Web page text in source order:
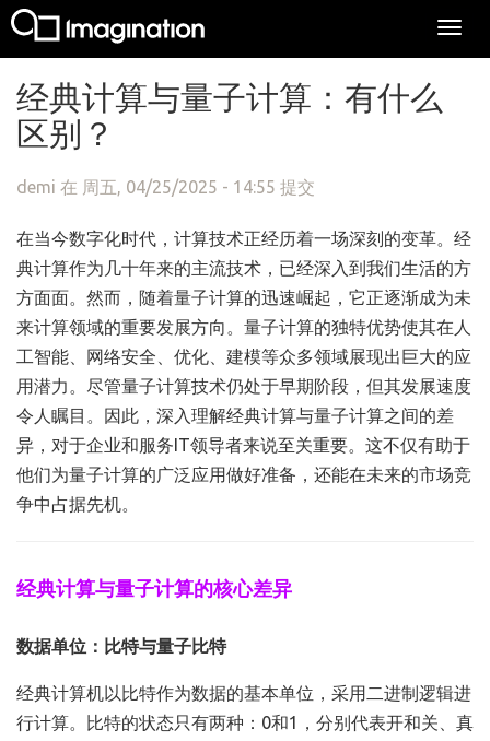
经典计算与量子计算：有什么
区别？
demi 在 周五, 04/25/2025 - 14:55 提交
在当今数字化时代，计算技术正经历着一场深刻的变革。经
典计算作为几十年来的主流技术，已经深入到我们生活的方
方面面。然而，随着量子计算的迅速崛起，它正逐渐成为未
来计算领域的重要发展方向。量子计算的独特优势使其在人
工智能、网络安全、优化、建模等众多领域展现出巨大的应
用潜力。尽管量子计算技术仍处于早期阶段，但其发展速度
令人瞩目。因此，深入理解经典计算与量子计算之间的差
异，对于企业和服务IT领导者来说至关重要。这不仅有助于
他们为量子计算的广泛应用做好准备，还能在未来的市场竞
争中占据先机。
经典计算与量子计算的核心差异
数据单位：比特与量子比特
经典计算机以比特作为数据的基本单位，采用二进制逻辑进
行计算。比特的状态只有两种：0和1，分别代表开和关、真